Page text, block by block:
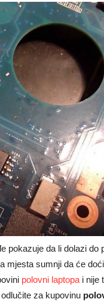
pokazuje da li dolazi do
mjesta sumnji da će
polovni laptopa i nije
za kupovinu